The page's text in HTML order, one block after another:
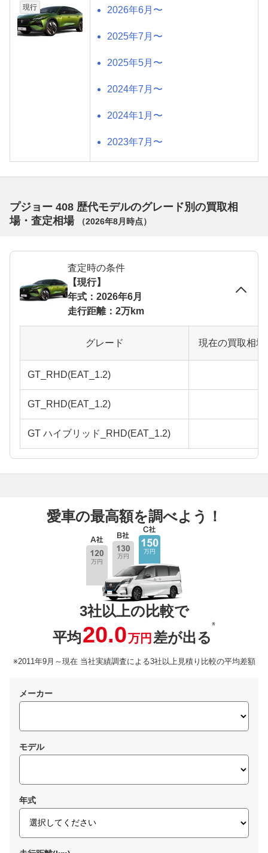
現行 2026年6月〜
2025年7月〜
2025年5月〜
2024年7月〜
2024年1月〜
2023年7月〜
プジョー 408 歴代モデルのグレード別の買取相
場・査定相場
（2026年8月 時点）
査定時の条件
【現行】
年式：2026年6月
走行距離：2万km
グレード 現在の買取相
GT_RHD(EAT_1.2)
GT_RHD(EAT_1.2)
GT ハイブリッド_RHD(EAT_1.2)
愛車の最高額を調べよう！
3社以上の比較で
平均20.0万円 差が出る
※
※2011年9月～現在 当社実績調査による3社以上見積り比較の平均差額
メーカー
モデル
年式